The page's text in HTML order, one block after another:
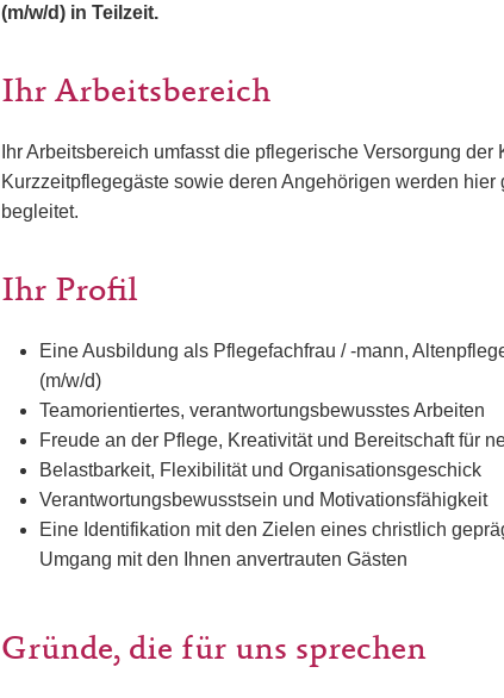
(m/w/d) in Teilzeit.
Ihr Arbeitsbereich
Ihr Arbeitsbereich umfasst die pflegerische Versorgung
Kurzzeitpflegegäste sowie deren Angehörigen werden
begleitet.
Ihr Profil
Eine Ausbildung als Pflegefachfrau / -mann,
(m/w/d)
Teamorientiertes, verantwortungsbewusstes Arbeiten
Freude an der Pflege, Kreativität und Bereitschaft für
Belastbarkeit, Flexibilität und Organisationsgeschick
Verantwortungsbewusstsein und Motivationsfähigkeit
Eine Identifikation mit den Zielen eines christlich
Umgang mit den Ihnen anvertrauten Gästen
Gründe, die für uns sprechen